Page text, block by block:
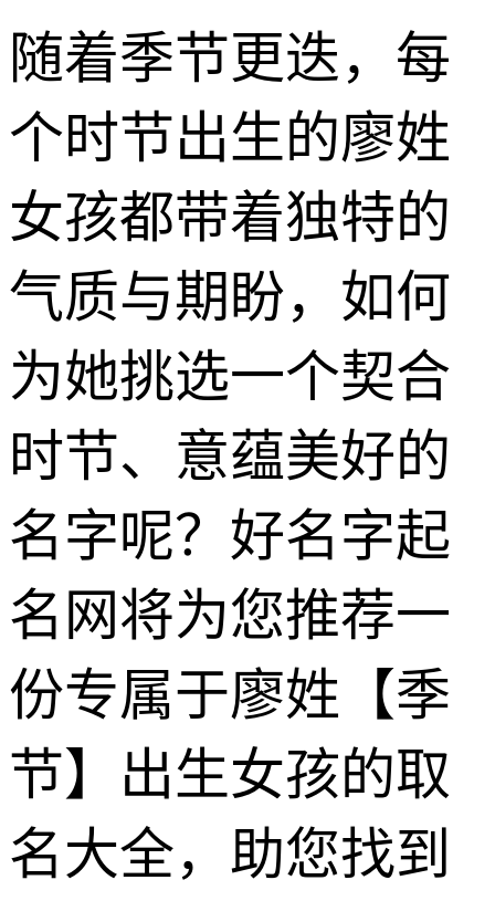
随着季节更迭，每
个时节出生的廖姓
女孩都带着独特的
气质与期盼，如何
为她挑选一个契合
时节、意蕴美好的
名字呢？好名字起
名网将为您推荐一
份专属于廖姓【季
节】出生女孩的取
名大全，助您找到